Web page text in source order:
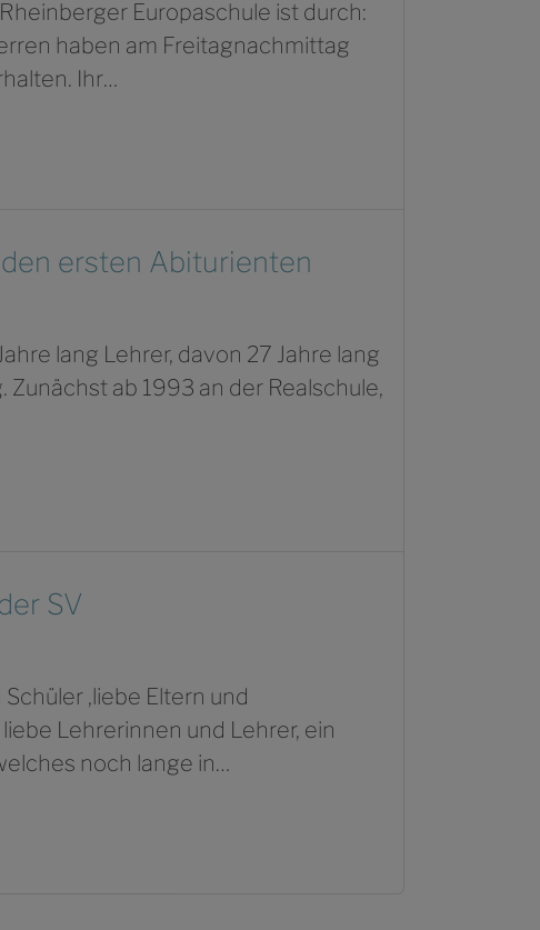
Europaschule ist durch:
haben am Freitagnachmittag
Ihr…
ersten Abiturienten
lang Lehrer, davon 27 Jahre lang
Zunächst ab 1993 an der Realschule,
SV
,liebe Eltern und
Lehrerinnen und Lehrer, ein
noch lange in…